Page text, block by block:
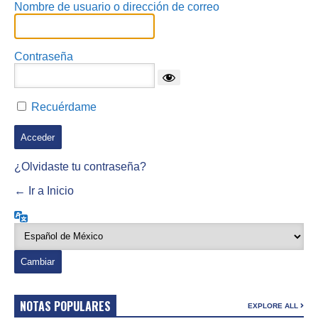
Nombre de usuario o dirección de correo
Contraseña
Recuérdame
¿Olvidaste tu contraseña?
← Ir a Inicio
NOTAS POPULARES EXPLORE ALL